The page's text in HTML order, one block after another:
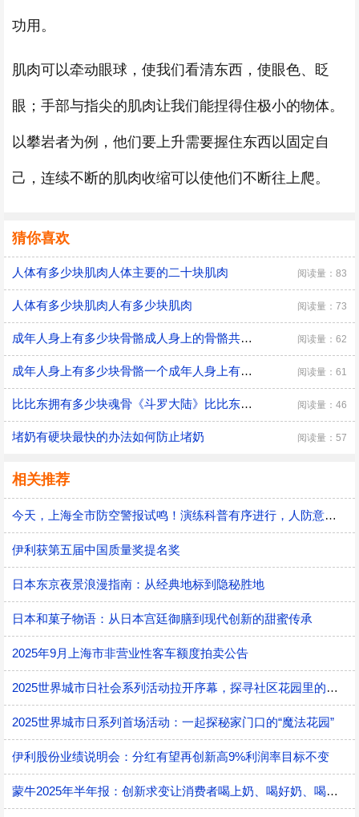
功用。
肌肉可以牵动眼球，使我们看清东西，使眼色、眨
眼；手部与指尖的肌肉让我们能捏得住极小的物体。
以攀岩者为例，他们要上升需要握住东西以固定自
己，连续不断的肌肉收缩可以使他们不断往上爬。
猜你喜欢
人体有多少块肌肉人体主要的二十块肌肉 阅读量：83
人体有多少块肌肉人有多少块肌肉 阅读量：73
成年人身上有多少块骨骼成人身上的骨骼共有多少块 阅读量：62
成年人身上有多少块骨骼一个成年人身上有多少块骨骼 阅读量：61
比比东拥有多少块魂骨《斗罗大陆》比比东人物介绍 阅读量：46
堵奶有硬块最快的办法如何防止堵奶 阅读量：57
相关推荐
今天，上海全市防空警报试鸣！演练科普有序进行，人防意识“声入人心”
伊利获第五届中国质量奖提名奖
日本东京夜景浪漫指南：从经典地标到隐秘胜地
日本和菓子物语：从日本宫廷御膳到现代创新的甜蜜传承
2025年9月上海市非营业性客车额度拍卖公告
2025世界城市日社会系列活动拉开序幕，探寻社区花园里的智慧应用
2025世界城市日系列首场活动：一起探秘家门口的“魔法花园”
伊利股份业绩说明会：分红有望再创新高9%利润率目标不变
蒙牛2025年半年报：创新求变让消费者喝上奶、喝好奶、喝对奶